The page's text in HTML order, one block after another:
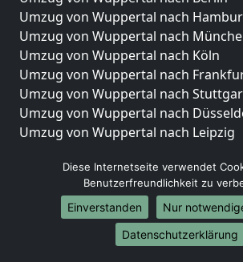
Umzug von Wuppertal nach
Umzug von Wuppertal nach
Umzug von Wuppertal nach Köln
Umzug von Wuppertal nach
Umzug von Wuppertal nach
Umzug von Wuppertal nach
Umzug von Wuppertal nach Leipzig
Umzug von Wuppertal nach Essen
Umzug von Wuppertal nach Bremen
Umzug von Wuppertal nach
Umzug von Wuppertal nach
Umzug von Wuppertal nach
Diese Internetseite verwendet
Benutzerfreundlichkeit zu
Einverstanden
Nur
Datenschutzerklärung